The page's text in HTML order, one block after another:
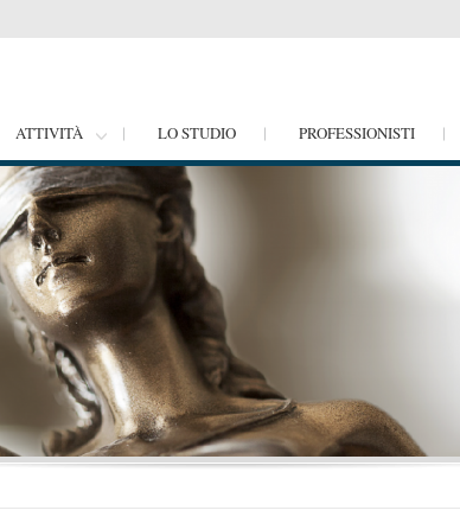
ATTIVITÀ LO STUDIO PROFESSIONISTI